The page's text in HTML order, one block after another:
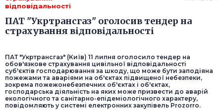
відповідальності
ПАТ "Укртрансгаз" оголосив тендер на
страхування відповідальності
ПАТ "Укртрансгаз" (Київ) 11 липня оголосило тендер на
обов'язкове страхування цивільної відповідальності
суб'єктів господарювання за шкоду, що може бути заподіяна
пожежами та аваріями на об'єктах підвищеної небезпеки,
зокрема пожежонебезпечних об'єктах і об'єктах,
господарська діяльність на яких може призвести до аварій
екологічного та санітарно-епідеміологічного характеру,
повідомляють у системі електронних закупівель Prozorro.